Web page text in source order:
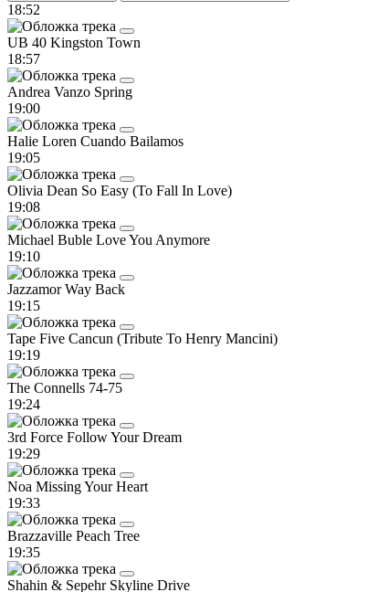
18:52
UB 40 Kingston Town
18:57
Andrea Vanzo Spring
19:00
Halie Loren Cuando Bailamos
19:05
Olivia Dean So Easy (To Fall In Love)
19:08
Michael Buble Love You Anymore
19:10
JazzamorWay Back
19:15
Tape Five Cancun (Tribute To Henry Mancini)
19:19
The Connells 74-75
19:24
3rd Force Follow Your Dream
19:29
Noa Missing Your Heart
19:33
Brazzaville Peach Tree
19:35
Shahin & Sepehr Skyline Drive